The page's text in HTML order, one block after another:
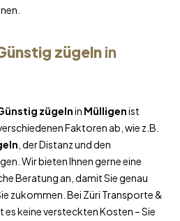
zügelnin
zügelnin Mülligenist
Faktoren ab, wie z.B.
, der Distanz und den
Wir bieten Ihnen gerne eine
Beratung an, damit Sie genau
zukommen. Bei Züri Transporte &
es keine versteckten Kosten – Sie